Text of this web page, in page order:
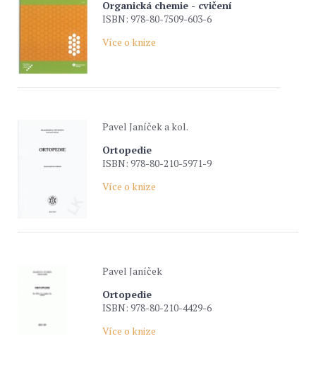
Organická chemie - cvičení
ISBN: 978-80-7509-603-6
Více o knize
Pavel Janíček a kol.
Ortopedie
ISBN: 978-80-210-5971-9
Více o knize
Pavel Janíček
Ortopedie
ISBN: 978-80-210-4429-6
Více o knize